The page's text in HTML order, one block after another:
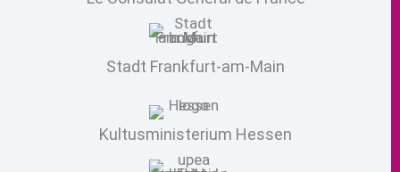
Stadt Frankfurt-am-Main
Kultusministerium Hessen